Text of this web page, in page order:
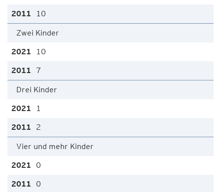
10
Zwei Kinder
10
7
Drei Kinder
1
2
Vier und mehr Kinder
0
0